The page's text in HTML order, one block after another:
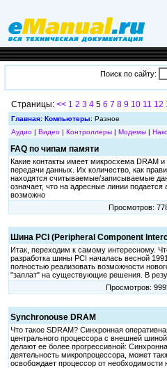
Поиск по сайту:
Страницы: << 1 2 3 4 5 6 7 8 9 10 11 12
Главная: Компьютеры: Разное
Аудио | Видео | Контроллеры | Модемы |
FAQ по чипам памяти
Какие контакты имеет микросхема DRAM
передачи данных. Их количество, как
находятся считываемые/записываемые
означает, что на адресные линии
возможно
Просмотров:
Шина PCI (Peripheral Component
Итак, переходим к самому интересному.
разработка шины PCI началась весной
полностью реализовать возможности
"заплат" на существующие решения. В
Просмотров:
Synchronouse DRAM
Что такое SDRAM? Синхронная
центрального процессора с внешней
делают ее более прогрессивной:
деятельность микропроцессора, может
освобождает процессор от